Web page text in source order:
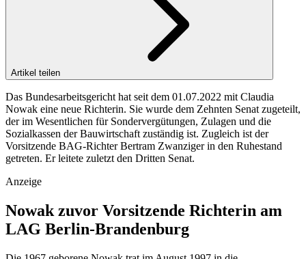
Artikel teilen
Das Bundesarbeitsgericht hat seit dem 01.07.2022 mit Claudia
Nowak eine neue Richterin. Sie wurde dem Zehnten Senat zugeteilt,
der im Wesentlichen für Sondervergütungen, Zulagen und die
Sozialkassen der Bauwirtschaft zuständig ist. Zugleich ist der
Vorsitzende BAG-Richter Bertram Zwanziger in den Ruhestand
getreten. Er leitete zuletzt den Dritten Senat.
Anzeige
Nowak zuvor Vorsitzende Richterin am
LAG Berlin-Brandenburg